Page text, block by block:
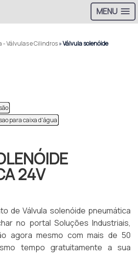
MENU
- Válvulas e Cilindros»Válvula solenóide
para caixa d'água
24V
de Válvula solenóide pneumática
no portal Soluções Industriais,
agora mesmo com mais de 50
tempo gratuitamente a sua